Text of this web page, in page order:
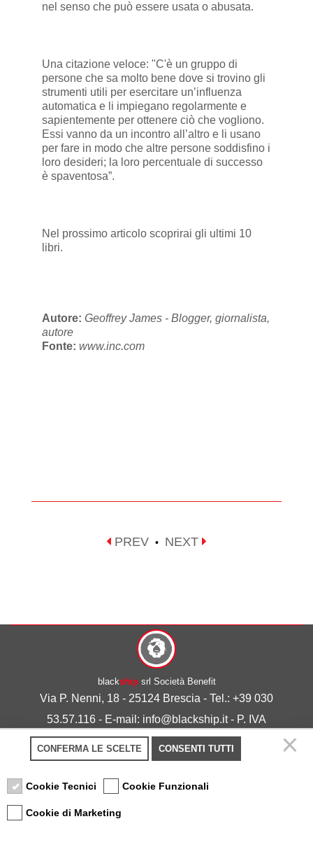
nel senso che può essere usata o abusata.
Una citazione veloce: "C'è un gruppo di
persone che sa molto bene dove si trovino gli
strumenti utili per esercitare un’influenza
automatica e li impiegano regolarmente e
sapientemente per ottenere ciò che vogliono.
Essi vanno da un incontro all’altro e li usano
per fare in modo che altre persone soddisfino i
loro desideri; la loro percentuale di successo
è spaventosa”.
Nel prossimo articolo scoprirai gli ultimi 10
libri.
Autore: Geoffrey James - Blogger, giornalista,
autore
Fonte: www.inc.com
PREV • NEXT
blackshipsrl Società Benefit
Via P. Nenni, 18 - 25124 Brescia - Tel.: +39 030
53.57.116 - E-mail: info@blackship.it - P. IVA
03492980986
Privacy policy-Cookie policy
CONFERMA LE SCELTE CONSENTI TUTTI
Cookie Tecnici Cookie Funzionali
Cookie di Marketing